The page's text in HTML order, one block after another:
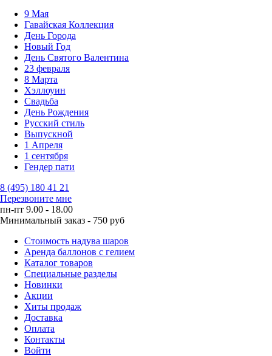
9 Мая
Гавайская Коллекция
День Города
Новый Год
День Святого Валентина
23 февраля
8 Марта
Хэллоуин
Свадьба
День Рождения
Русский стиль
Выпускной
1 Апреля
1 сентября
Гендер пати
8 (495) 180 41 21
Перезвоните мне
пн-пт 9.00 - 18.00
Минимальный заказ - 750 руб
Стоимость надува шаров
Аренда баллонов с гелием
Каталог товаров
Специальные разделы
Новинки
Акции
Хиты продаж
Доставка
Оплата
Контакты
Войти